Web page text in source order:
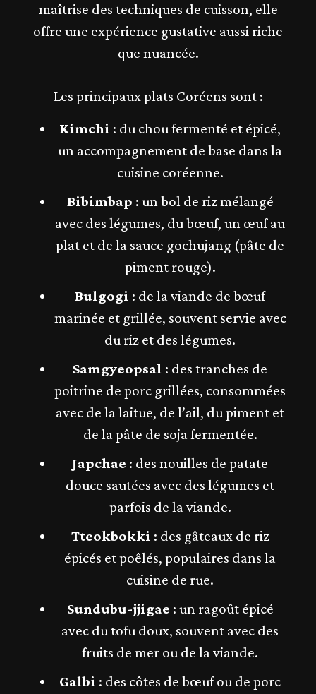
maîtrise des techniques de cuisson, elle
offre une expérience gustative aussi riche
que nuancée.
Les principaux plats Coréens sont :
Kimchi : du chou fermenté et épicé,
un accompagnement de base dans la
cuisine coréenne.
Bibimbap : un bol de riz mélangé
avec des légumes, du bœuf, un œuf au
plat et de la sauce gochujang (pâte de
piment rouge).
Bulgogi : de la viande de bœuf
marinée et grillée, souvent servie avec
du riz et des légumes.
Samgyeopsal : des tranches de
poitrine de porc grillées, consommées
avec de la laitue, de l’ail, du piment et
de la pâte de soja fermentée.
Japchae : des nouilles de patate
douce sautées avec des légumes et
parfois de la viande.
Tteokbokki : des gâteaux de riz
épicés et poêlés, populaires dans la
cuisine de rue.
Sundubu-jjigae : un ragoût épicé
avec du tofu doux, souvent avec des
fruits de mer ou de la viande.
Galbi : des côtes de bœuf ou de porc